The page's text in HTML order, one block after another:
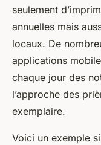
seulement
annuelles mais
locaux. De
applications
chaque jour des
l’approche des
exemplaire.
Voici un exemple